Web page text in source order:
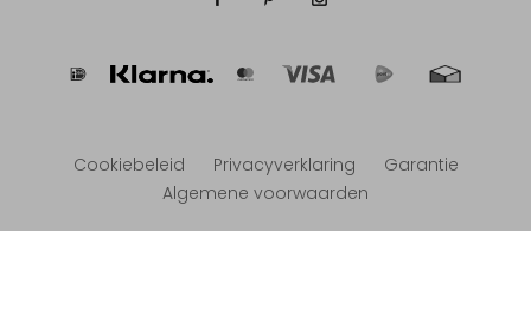
Cookiebeleid Privacyverklaring
Garantie
Algemene voorwaarden